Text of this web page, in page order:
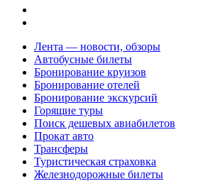
Лента — новости, обзоры
Автобусные билеты
Бронирование круизов
Бронирование отелей
Бронирование экскурсий
Горящие туры
Поиск дешевых авиабилетов
Прокат авто
Трансферы
Туристическая страховка
Железнодорожные билеты